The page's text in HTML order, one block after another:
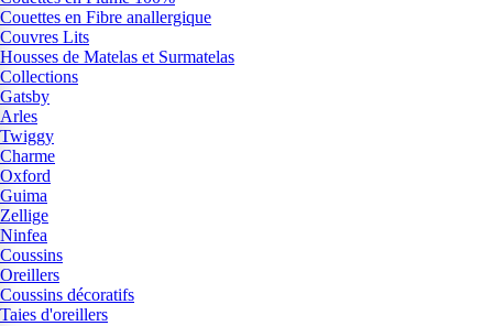
Couettes en Fibre anallergique
Couvres Lits
Housses de Matelas et Surmatelas
Collections
Gatsby
Arles
Twiggy
Charme
Oxford
Guima
Zellige
Ninfea
Coussins
Oreillers
Coussins décoratifs
Taies d'oreillers